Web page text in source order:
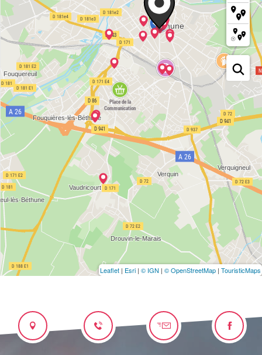
Leaflet | Esri | © IGN | © OpenStreetMap | TouristicMaps